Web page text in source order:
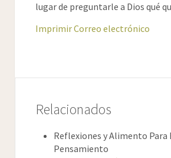
lugar de preguntarle a Dios qué
ImprimirCorreo electrónico
Relacionados
Reflexiones y Alimento Para
Pensamiento